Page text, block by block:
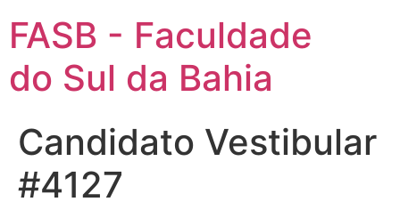
FASB - Faculdade
do Sul da Bahia
Candidato Vestibular
#4127